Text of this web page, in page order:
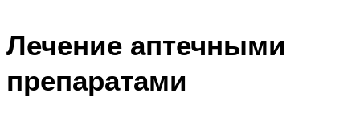
Лечение аптечными
препаратами